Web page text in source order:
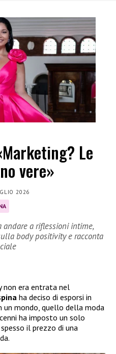
Le
vere»
2026
a riflessioni intime,
body positivity e racconta
non era entrata nel
ha deciso di esporsi in
un mondo, quello della moda
ha imposto un solo
il prezzo di una